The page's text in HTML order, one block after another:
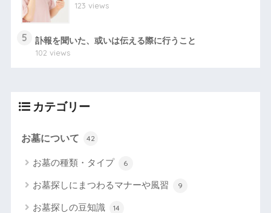
123 views
5
訃報を聞いた、或いは伝える際に行うこと
102 views
カテゴリー
お墓について 42
お墓の種類・タイプ 6
お墓探しにまつわるマナーや風習 9
お墓探しの豆知識 14